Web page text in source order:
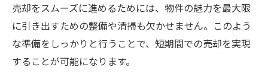
季節ごとの市場動向を把握する
経済指標と不動産市場の関係
市場分析ツールを活用した売却戦略
トラブルを未然に防ぐための不動産買取手続き
売却をスムーズに進めるためには、物件の魅力を最大限
に引き出すための整備や清掃も欠かせません。このよう
な準備をしっかりと行うことで、短期間での売却を実現
することが可能になります。